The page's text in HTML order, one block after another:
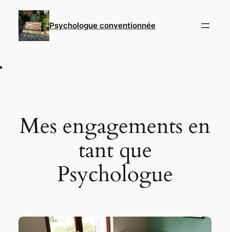
contenu
Psychologue conventionnée
Mes engagements en
tant que
Psychologue